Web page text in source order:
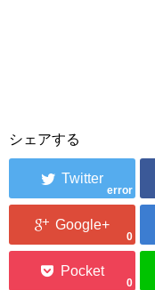
シェアする
error
0
0